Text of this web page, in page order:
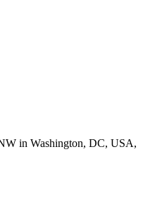
in Washington, DC, USA,